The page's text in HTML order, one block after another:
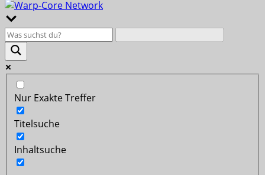
Nur Exakte Treffer
Titelsuche
Inhaltsuche